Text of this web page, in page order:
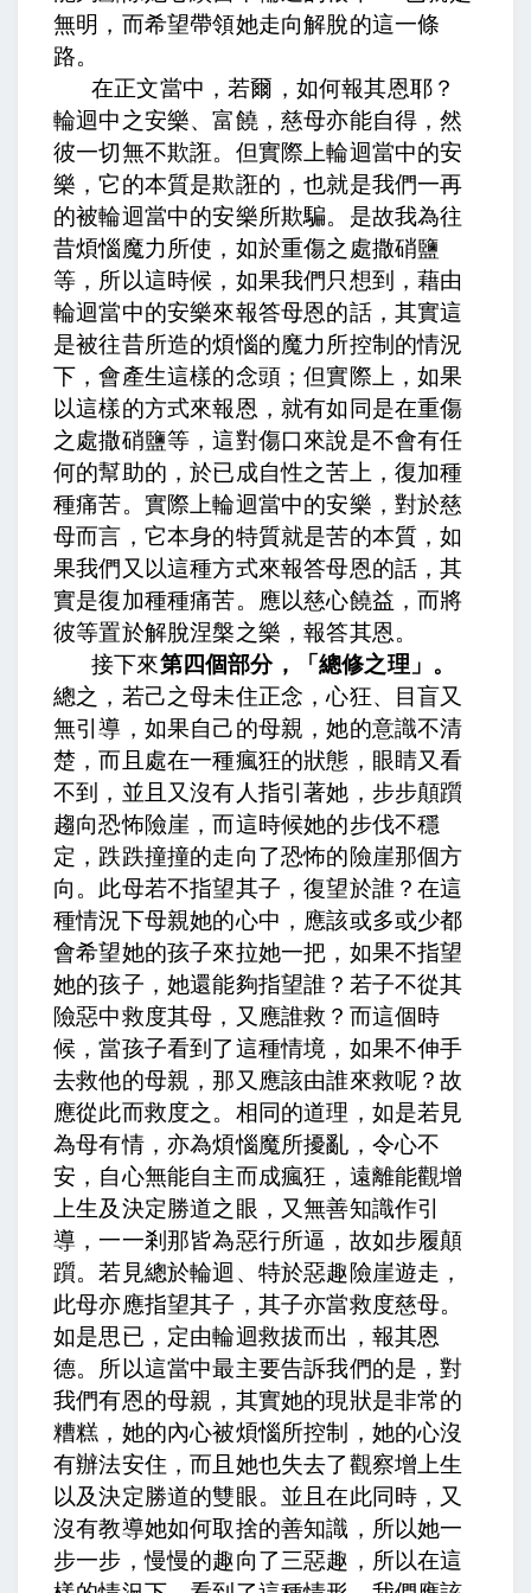
無明，而希望帶領她走向解脫的這一條
路。
在正文當中， 若爾，如何報其恩耶？
輪迴中之安樂、富饒，慈母亦能自得，然
彼一切無不欺誑。但實際上輪迴當中的安
樂，它的本質是欺誑的，也就是我們一再
的被輪迴當中的安樂所欺騙。 是故我為往
昔煩惱魔力所使，如於重傷之處撒硝鹽
等 ，所以這時候，如果我們只想到，藉由
輪迴當中的安樂來報答母恩的話，其實這
是被往昔所造的煩惱的魔力所控制的情況
下，會產生這樣的念頭；但實際上，如果
以這樣的方式來報恩，就有如同是在重傷
之處撒硝鹽等，這對傷口來說是不會有任
何的幫助的，於已成自性之苦上，復加種
種痛苦。實際上輪迴當中的安樂，對於慈
母而言，它本身的特質就是苦的本質，如
果我們又以這種方式來報答母恩的話，其
實是復加種種痛苦。
應以慈心饒益，而將
彼等置於解脫涅槃之樂，報答其恩。
接下來第四個部分，「總修之理」。
總之，若己之母未住正念，心狂、目盲又
無引導 ，如果自己的母親，她的意識不清
楚，而且處在一種瘋狂的狀態，眼睛又看
不到，並且又沒有人指引著她， 步步顛躓
趨向恐怖險崖，而這時候她的步伐不穩
定，跌跌撞撞的走向了恐怖的險崖那個方
向。 此母若不指望其子，復望於誰 ？在這
種情況下母親她的心中，應該或多或少都
會希望她的孩子來拉她一把，如果不指望
她的孩子，她還能夠指望誰？ 若子不從其
險惡中救度其母，又應誰救 ？而這個時
候，當孩子看到了這種情境，如果不伸手
去救他的母親，那又應該由誰來救呢？故
應從此而救度之。 相同的道理， 如是若見
為母有情，亦為煩惱魔所擾亂，令心不
安，自心無能自主而成瘋狂，遠離能觀增
上生及決定勝道之眼，又無善知識作引
導，一一剎那皆為惡行所逼，故如步履顛
躓。若見總於輪迴、特於惡趣險崖遊走，
此母亦應指望其子，其子亦當救度慈母。
如是思已，定由輪迴救拔而出，報其恩
德。所以這當中最主要告訴我們的是，對
我們有恩的母親，其實她的現狀是非常的
糟糕，她的內心被煩惱所控制，她的心沒
有辦法安住，而且她也失去了觀察增上生
以及決定勝道的雙眼。並且在此同時，又
沒有教導她如何取捨的善知識，所以她一
步一步，慢慢的趣向了三惡趣，所以在這